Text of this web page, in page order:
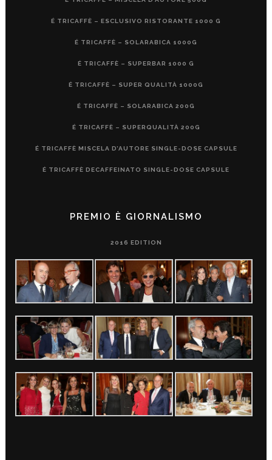
É TRICAFFÈ – ESCLUSIVO RISTORANTE 1000 G
É TRICAFFÈ – SOLARABICA 1000G
É TRICAFFÈ – SUPERBAR 1000 G
É TRICAFFÈ – SUPER QUALITÀ 1000G
É TRICAFFÈ – SOLARABICA 200G
É TRICAFFÈ – SUPERQUALITÀ 200G
É TRICAFFÈ MISCELA D’AUTORE SINGLE-DOSE CAPSULE
É TRICAFFÈ DECAFFEINATO SINGLE-DOSE CAPSULE
PREMIO È GIORNALISMO
2016 EDITION